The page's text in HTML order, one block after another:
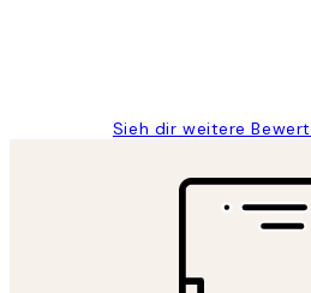
Sieh dir weitere